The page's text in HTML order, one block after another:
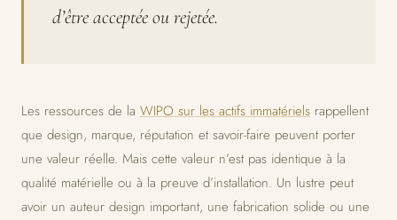
d’être acceptée ou rejetée.
Les ressources de la WIPO sur les actifs immatériels rappellent
que design, marque, réputation et savoir-faire peuvent porter
une valeur réelle. Mais cette valeur n’est pas identique à la
qualité matérielle ou à la preuve d’installation. Un lustre peut
avoir un auteur design important, une fabrication solide ou une